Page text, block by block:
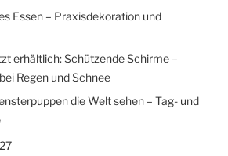
Essen – Praxisdekoration und
erhältlich: Schützende Schirme –
Regen und Schnee
die Welt sehen – Tag- und